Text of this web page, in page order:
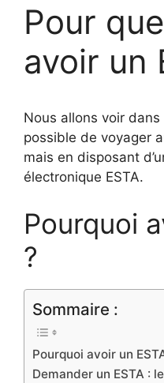
Pour
avoir un
Nous allons voir
possible de voyager
mais en disposant
électronique ESTA.
Pourquoi
?
Sommaire :
Pourquoi avoir un
Demander un ESTA :